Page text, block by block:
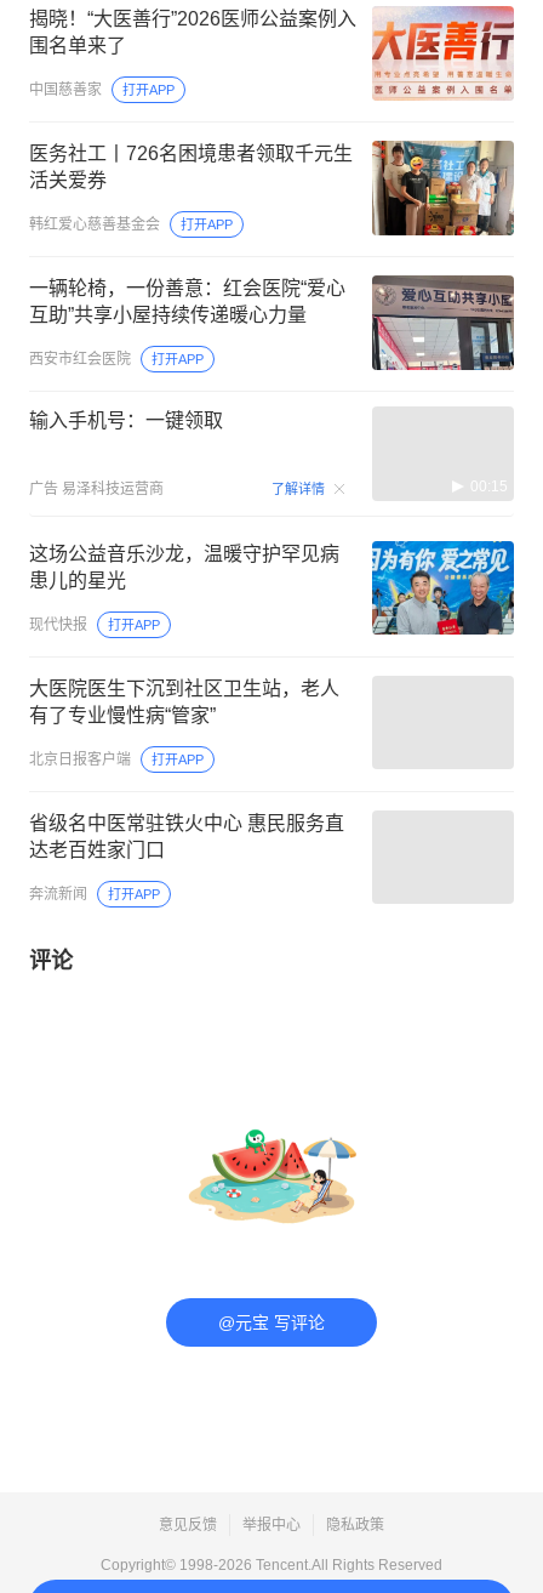
揭晓！“大医善行”2026医师公益案例入
围名单来了
中国慈善家 打开APP
医务社工丨726名困境患者领取千元生
活关爱券
韩红爱心慈善基金会 打开APP
一辆轮椅，一份善意：红会医院“爱心
互助”共享小屋持续传递暖心力量
西安市红会医院 打开APP
输入手机号：一键领取
广告 易泽科技运营商 了解详情 00:15
这场公益音乐沙龙，温暖守护罕见病
患儿的星光
现代快报 打开APP
大医院医生下沉到社区卫生站，老人
有了专业慢性病“管家”
北京日报客户端 打开APP
省级名中医常驻铁火中心 惠民服务直
达老百姓家门口
奔流新闻 打开APP
评论
@元宝 写评论
意见反馈 举报中心 隐私政策
Copyright© 1998-2026 Tencent.All Rights Reserved